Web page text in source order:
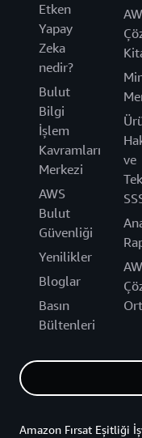
Etken
Yapay
Zeka
nedir?
Bulut
Bilgi
İşlem
Kavramları
Merkezi
AWS
Bulut
Güvenliği
Yenilikler
Bloglar
Basın
Bültenleri
ve
Amazon Fırsat Eşitliği